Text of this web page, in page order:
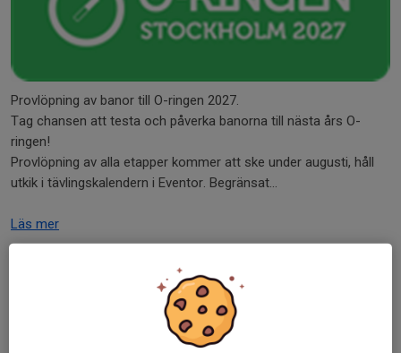
Provlöpning av banor till O-ringen 2027.
Tag chansen att testa och påverka banorna till nästa års O-
ringen!
Provlöpning av alla etapper kommer att ske under augusti, håll
utkik i tävlingskalendern i Eventor. Begränsat...
Läs mer
GOK i Hamnen torsdag 25 juni
0 kommentarer
På torsdag kör vi första tillfället i Värmdö Kommuns satsning